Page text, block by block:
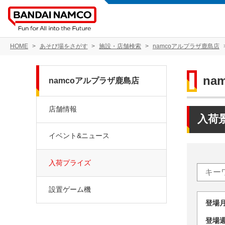
HOME あそび場をさがす 施設・店舗検索 namcoアルプラザ鹿島店
入荷
登
登
namcoアルプラザ鹿島店
店舗情報
イベント&ニュース
入荷プライズ
設置ゲーム機